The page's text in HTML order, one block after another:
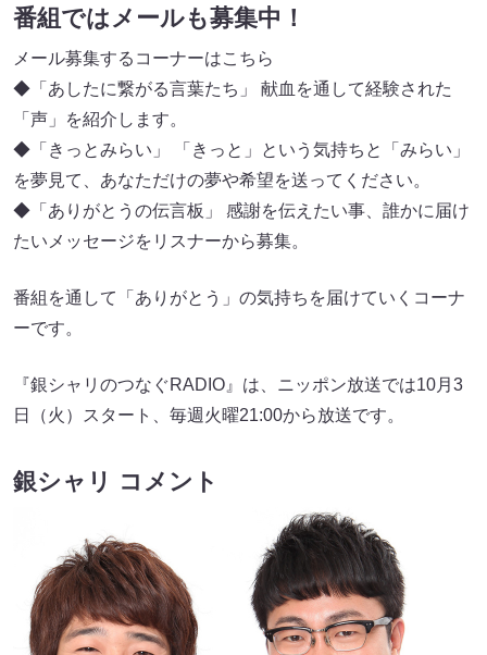
番組ではメールも募集中！
メール募集するコーナーはこちら
◆「あしたに繋がる言葉たち」 献血を通して経験された
「声」を紹介します。
◆「きっとみらい」 「きっと」という気持ちと「みらい」
を夢見て、あなただけの夢や希望を送ってください。
◆「ありがとうの伝言板」 感謝を伝えたい事、誰かに届け
たいメッセージをリスナーから募集。
番組を通して「ありがとう」の気持ちを届けていくコーナ
ーです。
『銀シャリのつなぐRADIO』は、ニッポン放送では10月3
日（火）スタート、毎週火曜21:00から放送です。
銀シャリ コメント